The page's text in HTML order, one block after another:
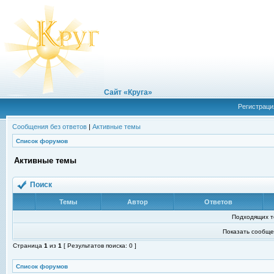
Сайт «Круга»
Сообщения без ответов | Активные темы
Список форумов
Активные темы
Поиск
Темы Автор Ответов
Подходящих
Показать
Страница 1 из 1 [ Результатов поиска: 0 ]
Список форумов